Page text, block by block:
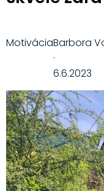
MotiváciaBarbora
·
6.6.2023